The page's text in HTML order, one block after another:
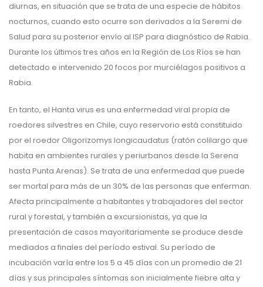
diurnas, en situación que se trata de una especie de hábitos
nocturnos, cuando esto ocurre son derivados a la Seremi de
Salud para su posterior envío al ISP para diagnóstico de Rabia.
Durante los últimos tres años en la Región de Los Ríos se han
detectado e intervenido 20 focos por murciélagos positivos a
Rabia.
En tanto, el Hanta virus es una enfermedad viral propia de
roedores silvestres en Chile, cuyo reservorio está constituido
por el roedor Oligorizomys longicaudatus (ratón colilargo que
habita en ambientes rurales y periurbanos desde la Serena
hasta Punta Arenas). Se trata de una enfermedad que puede
ser mortal para más de un 30% de las personas que enferman.
Afecta principalmente a habitantes y trabajadores del sector
rural y forestal, y también a excursionistas, ya que la
presentación de casos mayoritariamente se produce desde
mediados a finales del período estival. Su período de
incubación varía entre los 5 a 45 días con un promedio de 21
días y sus principales síntomas son inicialmente fiebre alta y